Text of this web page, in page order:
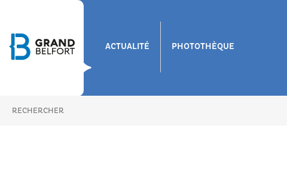
ACTUALITÉ PHOTOTHÈQUE